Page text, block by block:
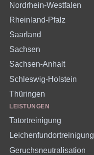
Nordrhein-Westfalen
Rheinland-Pfalz
Saarland
Sachsen
Sachsen-Anhalt
Schleswig-Holstein
Thüringen
LEISTUNGEN
Tatortreinigung
Leichenfundortreinigung
Geruchsneutralisation